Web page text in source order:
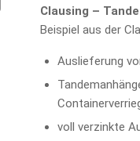
Clausing –
Beispiel aus der
Auslieferung
voll verzinkte